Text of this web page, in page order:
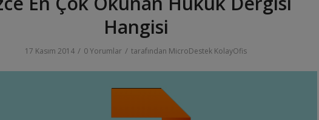
Hangisi
17 Kasım 2014 / 0 Yorumlar / tarafından MicroDestek KolayOfis